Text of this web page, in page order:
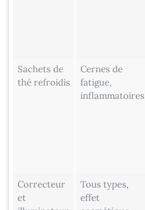
Sachets de
thé refroidis
Cernes de
fatigue,
inflammatoires
Correcteur
et
Tous types,
effet